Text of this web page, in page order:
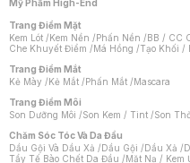
Mỹ Phẩm High-End
Trang Điểm Mặt
Kem Lót /Kem Nền /Phấn Nền /BB / CC
Che Khuyết Điểm /Má Hồng /Tạo Khối /
Trang Điểm Mắt
Kẻ Mày /Kẻ Mắt /Phấn Mắt /Mascara
Trang Điểm Môi
Son Dưỡng Môi /Son Kem / Tint /Son
Chăm Sóc Tóc Và Da Đầu
Dầu Gội Và Dầu Xả /Dầu Gội /Dầu Xả /
Tẩy Tế Bào Chết Da Đầu /Mặt Nạ / Kem